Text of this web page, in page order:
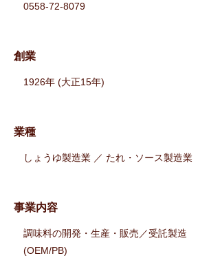
0558-72-8079
​創業
1926年 (大正15年)
業種
しょうゆ製造業 ／ たれ・ソース製造業
事業内容
調味料の開発・生産・販売／受託製造
(OEM/PB)